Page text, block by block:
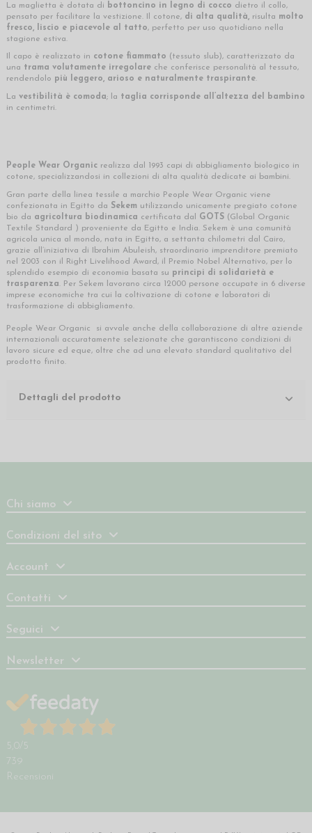
La maglietta è dotata di bottoncino in legno di cocco dietro il collo,
pensato per facilitare la vestizione. Il cotone, di alta qualità, risulta molto
fresco, liscio e piacevole al tatto, perfetto per uso quotidiano nella
stagione estiva.
Il capo è realizzato in cotone fiammato (tessuto slub), caratterizzato da
una trama volutamente irregolare che conferisce personalità al tessuto,
rendendolo più leggero, arioso e naturalmente traspirante.
La vestibilità è comoda; la taglia corrisponde all’altezza del bambino
in centimetri.
People Wear Organic realizza dal 1993 capi di abbigliamento biologico in
cotone, specializzandosi in collezioni di alta qualità dedicate ai bambini.
Gran parte della linea tessile a marchio People Wear Organic viene
confezionata in Egitto da Sekem utilizzando unicamente pregiato cotone
bio da agricoltura biodinamica certificata dal GOTS (Global Organic
Textile Standard ) proveniente da Egitto e India. Sekem è una comunità
agricola unica al mondo, nata in Egitto, a settanta chilometri dal Cairo,
grazie all’iniziativa di Ibrahim Abuleish, straordinario imprenditore premiato
nel 2003 con il Right Livelihood Award, il Premio Nobel Alternativo, per lo
splendido esempio di economia basata su principi di solidarietà e
trasparenza. Per Sekem lavorano circa 12000 persone occupate in 6 diverse
imprese economiche tra cui la coltivazione di cotone e laboratori di
trasformazione di abbigliamento.
People Wear Organic si avvale anche della collaborazione di altre aziende
internazionali accuratamente selezionate che garantiscono condizioni di
lavoro sicure ed eque, oltre che ad una elevato standard qualitativo del
prodotto finito.
Dettagli del prodotto
Chi siamo
Condizioni del sito
Account
Contatti
Seguici
Newsletter
5,0 /5
739
Recensioni